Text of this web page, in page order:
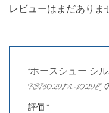
レビューはまだありま
“ホースシュー シ
FSP1029M-
評価 *